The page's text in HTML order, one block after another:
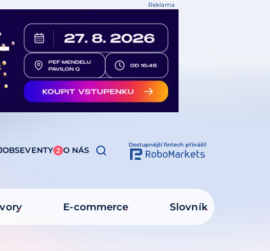
Reklama
EVENTY 2 O NÁS
Dostupnější fintech přináší!
E-commerce Slovník